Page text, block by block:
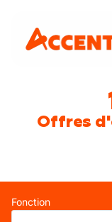
Offres
Fonction